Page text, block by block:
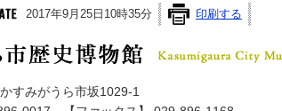
2017年9月25日10時35分 印刷する
すみがうら市坂1029-1